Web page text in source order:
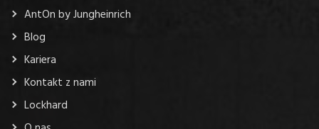
AntOn by Jungheinrich
Blog
Kariera
Kontakt z nami
Lockhard